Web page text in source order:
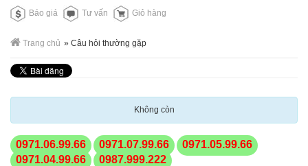
Báo giá Tư vấn Giỏ hàng
Trang chủ » Câu hỏi thường gặp
Không còn
0971.06.99.66 0971.07.99.66
0971.05.99.66
0971.04.99.66
0987.999.222